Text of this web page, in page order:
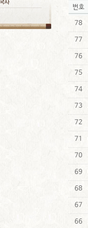
번호
78
77
76
75
74
73
72
71
70
69
68
67
66